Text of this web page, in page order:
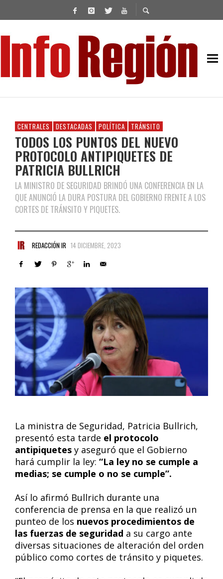
CENTRALES DESTACADAS POLÍTICA TRÁNSITO
TODOS LOS PUNTOS DEL NUEVO
PROTOCOLO ANTIPIQUETES DE
PATRICIA BULLRICH
LA MINISTRO DE SEGURIDAD BRINDÓ UNA CONFERENCIA EN LA
QUE ANUNCIÓ LA DURA POSTURA DEL GOBIERNO FRENTE A LOS
CORTES DE TRÁNSITO Y PIQUETES.
REDACCIÓN IR 14 DICIEMBRE, 2023
La ministra de Seguridad, Patricia Bullrich,
presentó esta tarde el protocolo
antipiquetes y aseguró que el Gobierno
hará cumplir la ley: “La ley no se cumple a
medias; se cumple o no se cumple”.
Así lo afirmó Bullrich durante una
conferencia de prensa en la que realizó un
punteo de los nuevos procedimientos de
las fuerzas de seguridad a su cargo ante
diversas situaciones de alteración del orden
público como cortes de tránsito y piquetes.